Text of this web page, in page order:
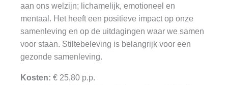
aan ons welzijn; lichamelijk, emotioneel en
mentaal. Het heeft een positieve impact op onze
samenleving en op de uitdagingen waar we samen
voor staan. Stiltebeleving is belangrijk voor een
gezonde samenleving.
Kosten: € 25,80 p.p.